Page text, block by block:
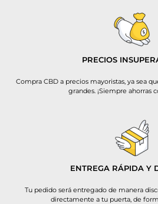
PRECIOS
Compra CBD a precios mayoristas, ya sea
grandes. ¡Siempre ahorras
ENTREGA RÁPIDA Y
Tu pedido será entregado de manera
directamente a tu puerta, de